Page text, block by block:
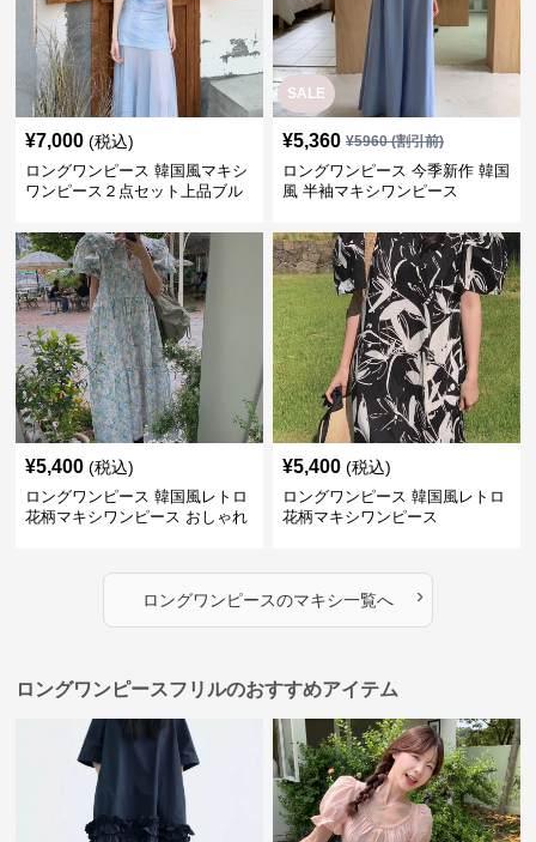
¥7,000 (税込)
ロングワンピース 韓国風マキシ
ワンピース２点セット上品ブル
SALE
¥5,360 ¥5960(割引前)
ロングワンピース 今季新作 韓国
風 半袖マキシワンピース
¥5,400 (税込)
ロングワンピース 韓国風レトロ
花柄マキシワンピース おしゃれ
¥5,400 (税込)
ロングワンピース 韓国風レトロ
花柄マキシワンピース
ロングワンピースのマキシ一覧へ ›
ロングワンピースフリルのおすすめアイテム